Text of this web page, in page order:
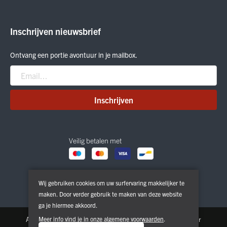
Smartwool
Nitro
Peak Performance
Patagonia
Veilig betalen met
Inschrijven nieuwsbrief
Ontvang een portie avontuur in je mailbox.
Inschrijven
Algemene voorwaarden Privacy & Cookie Policy Disclaimer
Wij gebruiken cookies om uw surfervaring makkelijker te
maken. Door verder gebruik te maken van deze website
ga je hiermee akkoord.
Meer info vind je in onze algemene voorwaarden.